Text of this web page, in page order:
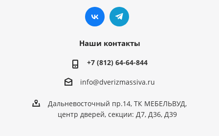
Наши контакты
+7 (812) 64-64-844
info@dverizmassiva.ru
Дальневосточный пр.14, ТК МЕБЕЛЬВУД,
центр дверей, секции: Д7, Д36, Д39